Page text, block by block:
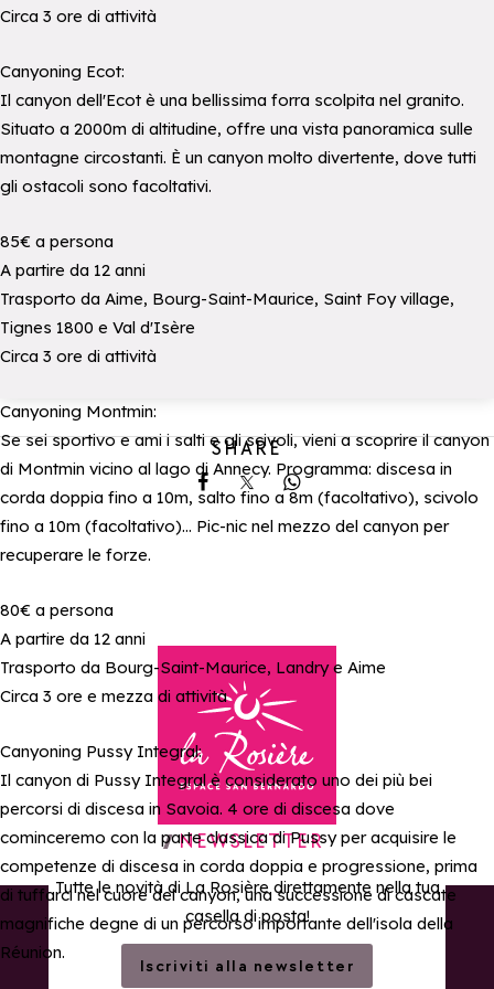
Circa 3 ore di attività
Canyoning Ecot:
Il canyon dell'Ecot è una bellissima forra scolpita nel granito.
Situato a 2000m di altitudine, offre una vista panoramica sulle
montagne circostanti. È un canyon molto divertente, dove tutti
gli ostacoli sono facoltativi.
85€ a persona
A partire da 12 anni
Trasporto da Aime, Bourg-Saint-Maurice, Saint Foy village,
Tignes 1800 e Val d'Isère
Circa 3 ore di attività
Canyoning Montmin:
Se sei sportivo e ami i salti e gli scivoli, vieni a scoprire il canyon
di Montmin vicino al lago di Annecy. Programma: discesa in
corda doppia fino a 10m, salto fino a 8m (facoltativo), scivolo
fino a 10m (facoltativo)… Pic-nic nel mezzo del canyon per
recuperare le forze.
80€ a persona
A partire da 12 anni
Trasporto da Bourg-Saint-Maurice, Landry e Aime
Circa 3 ore e mezza di attività
Canyoning Pussy Integral:
Il canyon di Pussy Integral è considerato uno dei più bei
percorsi di discesa in Savoia. 4 ore di discesa dove
cominceremo con la parte classica di Pussy per acquisire le
competenze di discesa in corda doppia e progressione, prima
di tuffarci nel cuore del canyon, una successione di cascate
magnifiche degne di un percorso importante dell'isola della
Réunion.
SHARE
Share on Facebook
Share on X
Share on Whatsapp
Torna alla home page
NEWSLETTER
Tutte le novità di La Rosière direttamente nella tua
casella di posta!
Iscriviti alla newsletter